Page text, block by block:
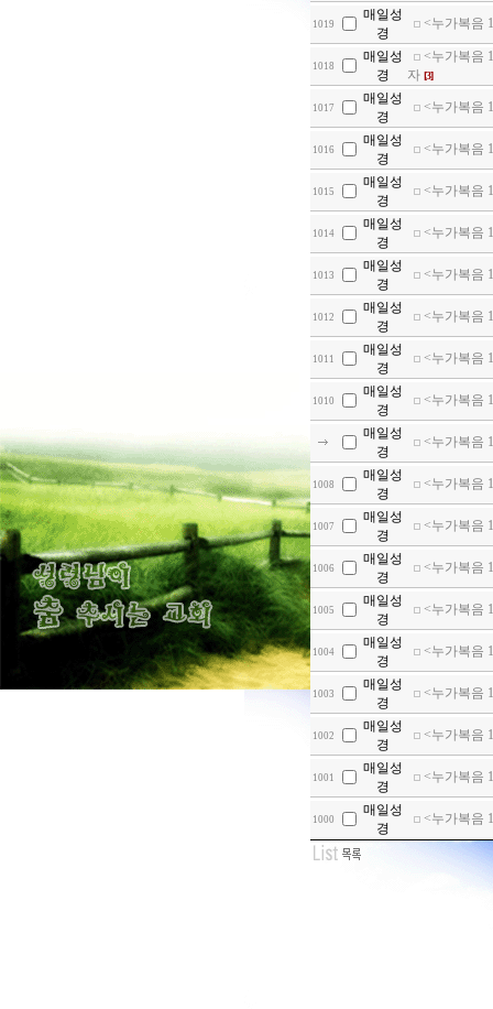
1019
매일성
경
<누가복음
1018
매일성
경
<누가복음
자 [3]
1017
매일성
경
<누가복음
1016
매일성
경
<누가복음
1015
매일성
경
<누가복음
1014
매일성
경
<누가복음
1013
매일성
경
<누가복음
1012
매일성
경
<누가복음
1011
매일성
경
<누가복음
1010
매일성
경
<누가복음
매일성
경
<누가복음
1008
매일성
경
<누가복음
1007
매일성
경
<누가복음
1006
매일성
경
<누가복음
1005
매일성
경
<누가복음
1004
매일성
경
<누가복음
1003
매일성
경
<누가복음
1002
매일성
경
<누가복음
1001
매일성
경
<누가복음
1000
매일성
경
<누가복음